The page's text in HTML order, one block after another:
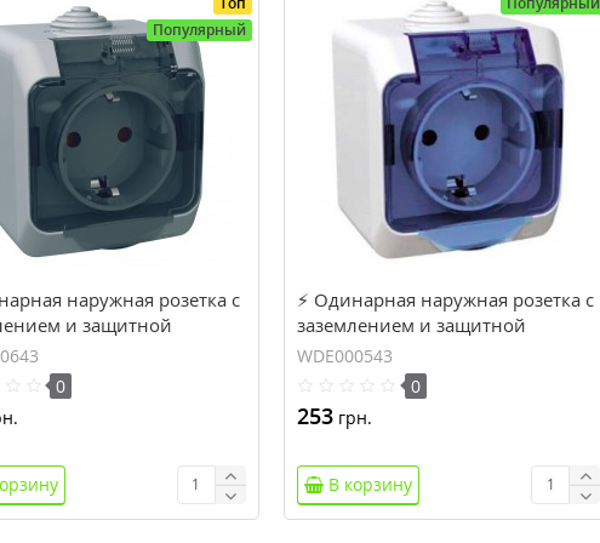
Популярный
наружная розетка с
и защитной
16A Cedar Plus серая
0
⚡ Одинарная наружная розетка с
заземлением и защитной
крышкой Cedar Plus 16A IP44
белая (WDE000543)
WDE000543
0
253грн.
В корзину